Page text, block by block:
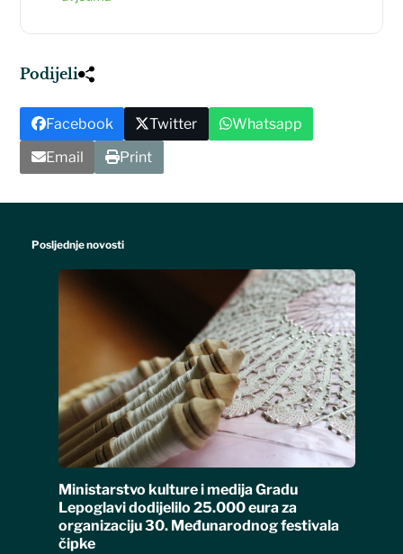
Podijeli
Facebook Twitter
Whatsapp
Email
Print
Posljednje novosti
Ministarstvo kulture i medija Gradu
Lepoglavi dodijelilo 25.000 eura za
organizaciju 30. Međunarodnog festivala
čipke